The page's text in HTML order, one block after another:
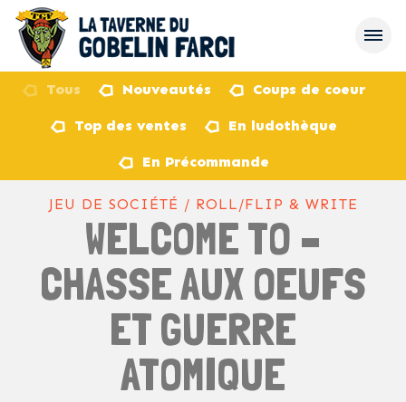
Tous Nouveautés Coups de coeur
Top des ventes En ludothèque
En Précommande
JEU DE SOCIÉTÉ / ROLL/FLIP & WRITE
WELCOME TO –
CHASSE AUX OEUFS
ET GUERRE
ATOMIQUE